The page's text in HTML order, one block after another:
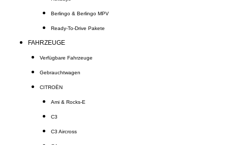
Berlingo & Berlingo MPV
Ready-To-Drive Pakete
FAHRZEUGE
Verfügbare Fahrzeuge
Gebrauchtwagen
CITROËN
Ami & Rocks-E
C3
C3 Aircross